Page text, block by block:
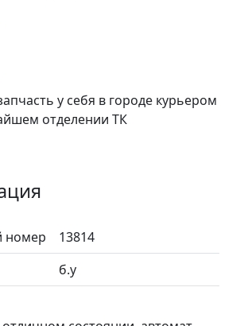
у себя в городе курьером
отделении ТК
номер
13814
б.у